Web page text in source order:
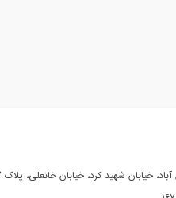
خیابان شهید کرد، خیابان خانعلی، پلاک 87